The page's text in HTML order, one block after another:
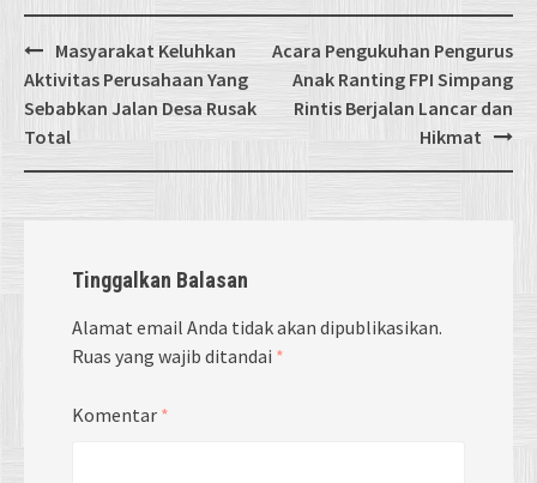
Post
navigation
Masyarakat Keluhkan
Aktivitas Perusahaan Yang
Sebabkan Jalan Desa Rusak
Total
Acara Pengukuhan Pengurus
Anak Ranting FPI Simpang
Rintis Berjalan Lancar dan
Hikmat
Tinggalkan Balasan
Alamat email Anda tidak akan dipublikasikan.
Ruas yang wajib ditandai *
Komentar *